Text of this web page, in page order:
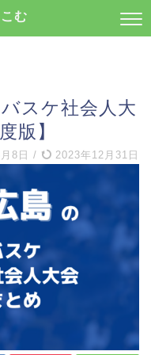
む
スケ社会人大
版】
8日 / 2023年12月31日